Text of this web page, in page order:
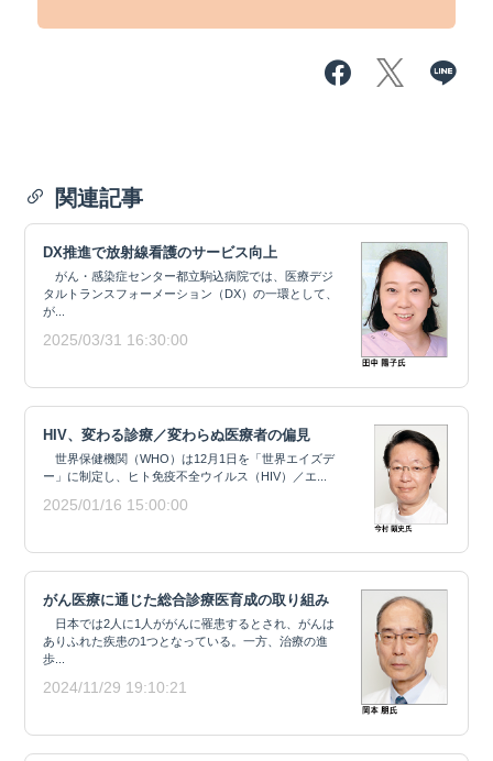
関連記事
DX推進で放射線看護のサービス向上
がん・感染症センター都立駒込病院では、医療デジ
タルトランスフォーメーション（DX）の一環として、
が...
2025/03/31 16:30:00
HIV、変わる診療／変わらぬ医療者の偏見
世界保健機関（WHO）は12月1日を「世界エイズデ
ー」に制定し、ヒト免疫不全ウイルス（HIV）／エ...
2025/01/16 15:00:00
がん医療に通じた総合診療医育成の取り組み
日本では2人に1人ががんに罹患するとされ、がんは
ありふれた疾患の1つとなっている。一方、治療の進
歩...
2024/11/29 19:10:21